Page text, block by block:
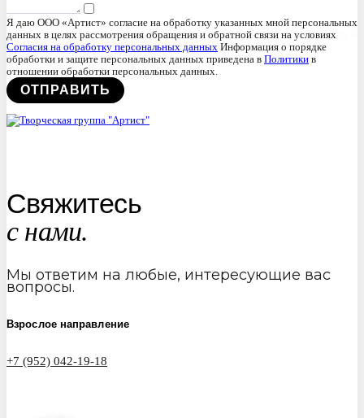
Я даю ООО «Артист» согласие на обработку указанных мной персональных
данных в целях рассмотрения обращения и обратной связи на условиях
Согласия на обработку персональных данных Информация о порядке
обработки и защите персональных данных приведена в Политики в
отношении обработки персональных данных.
Свяжитесь
с нами.
Мы ответим на любые, интересующие вас
вопросы.
Взрослое направление
+7 (952) 042-19-18